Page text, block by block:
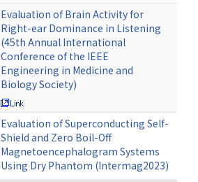
Evaluation of Brain Activity for
Right-ear Dominance in Listening
(45th Annual International
Conference of the IEEE
Engineering in Medicine and
Biology Society)
Evaluation of Superconducting Self-
Shield and Zero Boil-Off
Magnetoencephalogram Systems
Using Dry Phantom (Intermag2023)